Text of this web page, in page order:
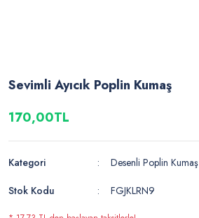
Sevimli Ayıcık Poplin Kumaş
170,00TL
Kategori
Desenli Poplin Kumaş
Stok Kodu
FGJKLRN9